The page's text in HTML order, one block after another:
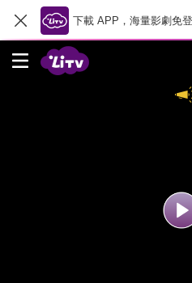
下載 APP，海量影劇免